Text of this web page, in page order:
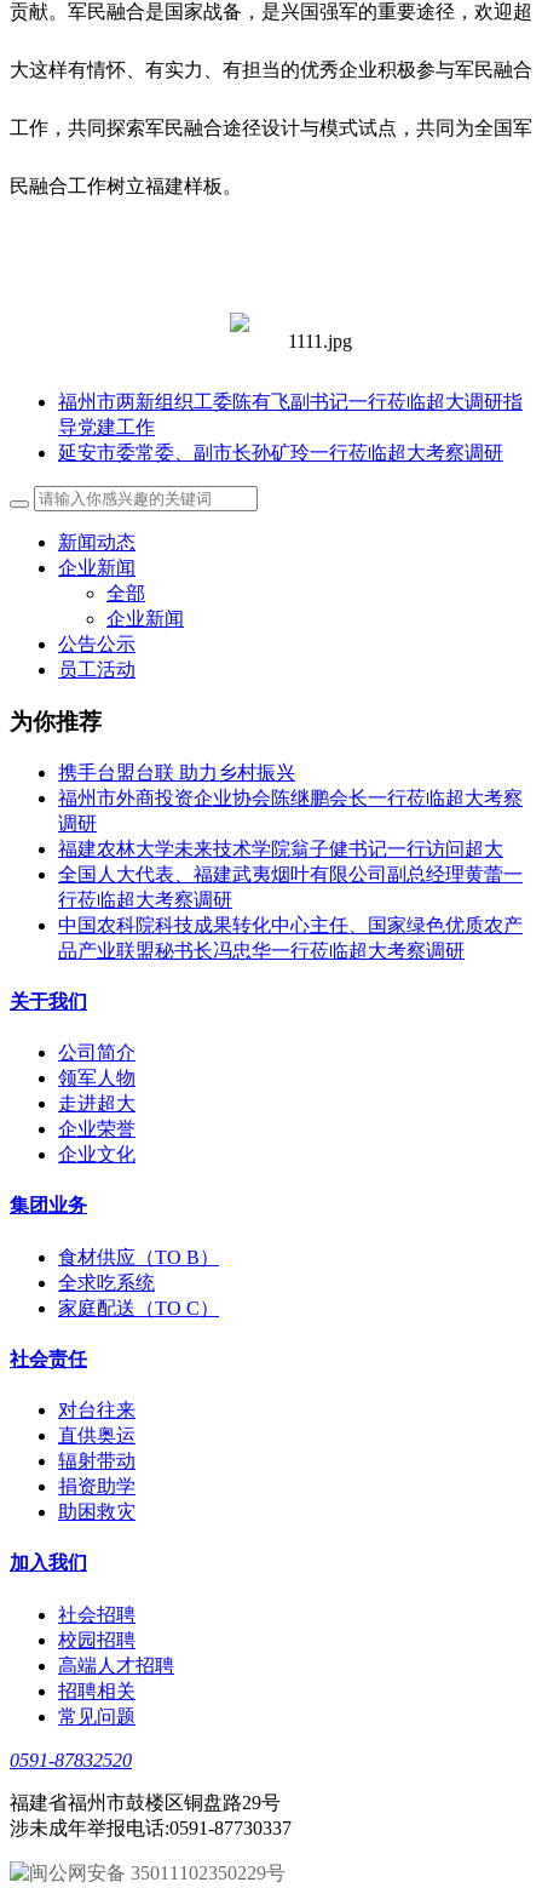
贡献。军民融合是国家战备，是兴国强军的重要途径，欢迎超
大这样有情怀、有实力、有担当的优秀企业积极参与军民融合
工作，共同探索军民融合途径设计与模式试点，共同为全国军
民融合工作树立福建样板。
福州市两新组织工委陈有飞副书记一行莅临超大调研指
导党建工作
延安市委常委、副市长孙矿玲一行莅临超大考察调研
新闻动态
企业新闻
全部
企业新闻
公告公示
员工活动
为你推荐
携手台盟台联 助力乡村振兴
福州市外商投资企业协会陈继鹏会长一行莅临超大考察
调研
福建农林大学未来技术学院翁子健书记一行访问超大
全国人大代表、福建武夷烟叶有限公司副总经理黄蕾一
行莅临超大考察调研
中国农科院科技成果转化中心主任、国家绿色优质农产
品产业联盟秘书长冯忠华一行莅临超大考察调研
关于我们
公司简介
领军人物
走进超大
企业荣誉
企业文化
集团业务
食材供应（TO B）
全求吃系统
家庭配送（TO C）
社会责任
对台往来
直供奥运
辐射带动
捐资助学
助困救灾
加入我们
社会招聘
校园招聘
高端人才招聘
招聘相关
常见问题
0591-87832520
福建省福州市鼓楼区铜盘路29号
涉未成年举报电话:0591-87730337
闽公网安备 35011102350229号